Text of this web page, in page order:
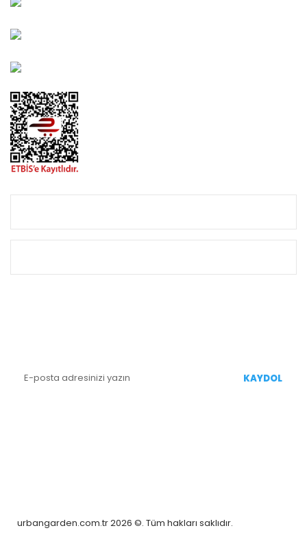
KAYDOL
urbangarden.com.tr 2026 ©. Tüm hakları saklıdır.